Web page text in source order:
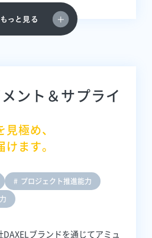
ント＆サプライ
極め、
ます。
プロジェクト推進能力
ブランドを通じてアミュ